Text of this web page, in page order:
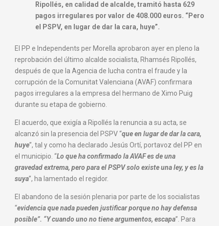
Ripollés, en calidad de alcalde, tramitó hasta 629
pagos irregulares por valor de 408.000 euros. “Pero
el PSPV, en lugar de dar la cara, huye”.
El PP e Independents per Morella aprobaron ayer en pleno la
reprobación del último alcalde socialista, Rhamsés Ripollés,
después de que la Agencia de lucha contra el fraude y la
corrupción de la Comunitat Valenciana (AVAF) confirmara
pagos irregulares a la empresa del hermano de Ximo Puig
durante su etapa de gobierno.
El acuerdo, que exigía a Ripollés la renuncia a su acta, se
alcanzó sin la presencia del PSPV “que en lugar de dar la cara,
huye”, tal y como ha declarado Jesús Ortí, portavoz del PP en
el municipio. “Lo que ha confirmado la AVAF es de una
gravedad extrema, pero para el PSPV solo existe una ley, y es la
suya”, ha lamentado el regidor.
El abandono de la sesión plenaria por parte de los socialistas
“evidencia que nada pueden justificar porque no hay defensa
posible”. “Y cuando uno no tiene argumentos, escapa”. Para